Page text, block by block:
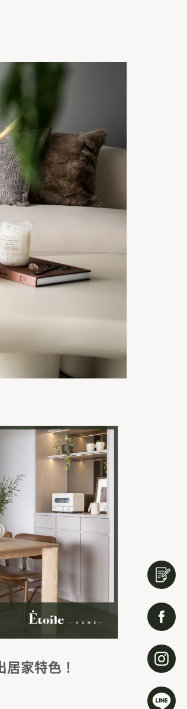
家特色！